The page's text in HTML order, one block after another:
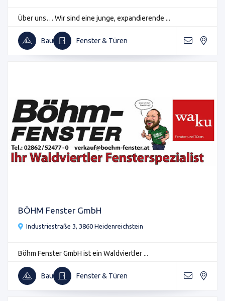
Über uns… Wir sind eine junge, expandierende ...
Bau Fenster & Türen
BÖHM Fenster GmbH
Industriestraße 3, 3860 Heidenreichstein
Böhm Fenster GmbH ist ein Waldviertler ...
Bau Fenster & Türen